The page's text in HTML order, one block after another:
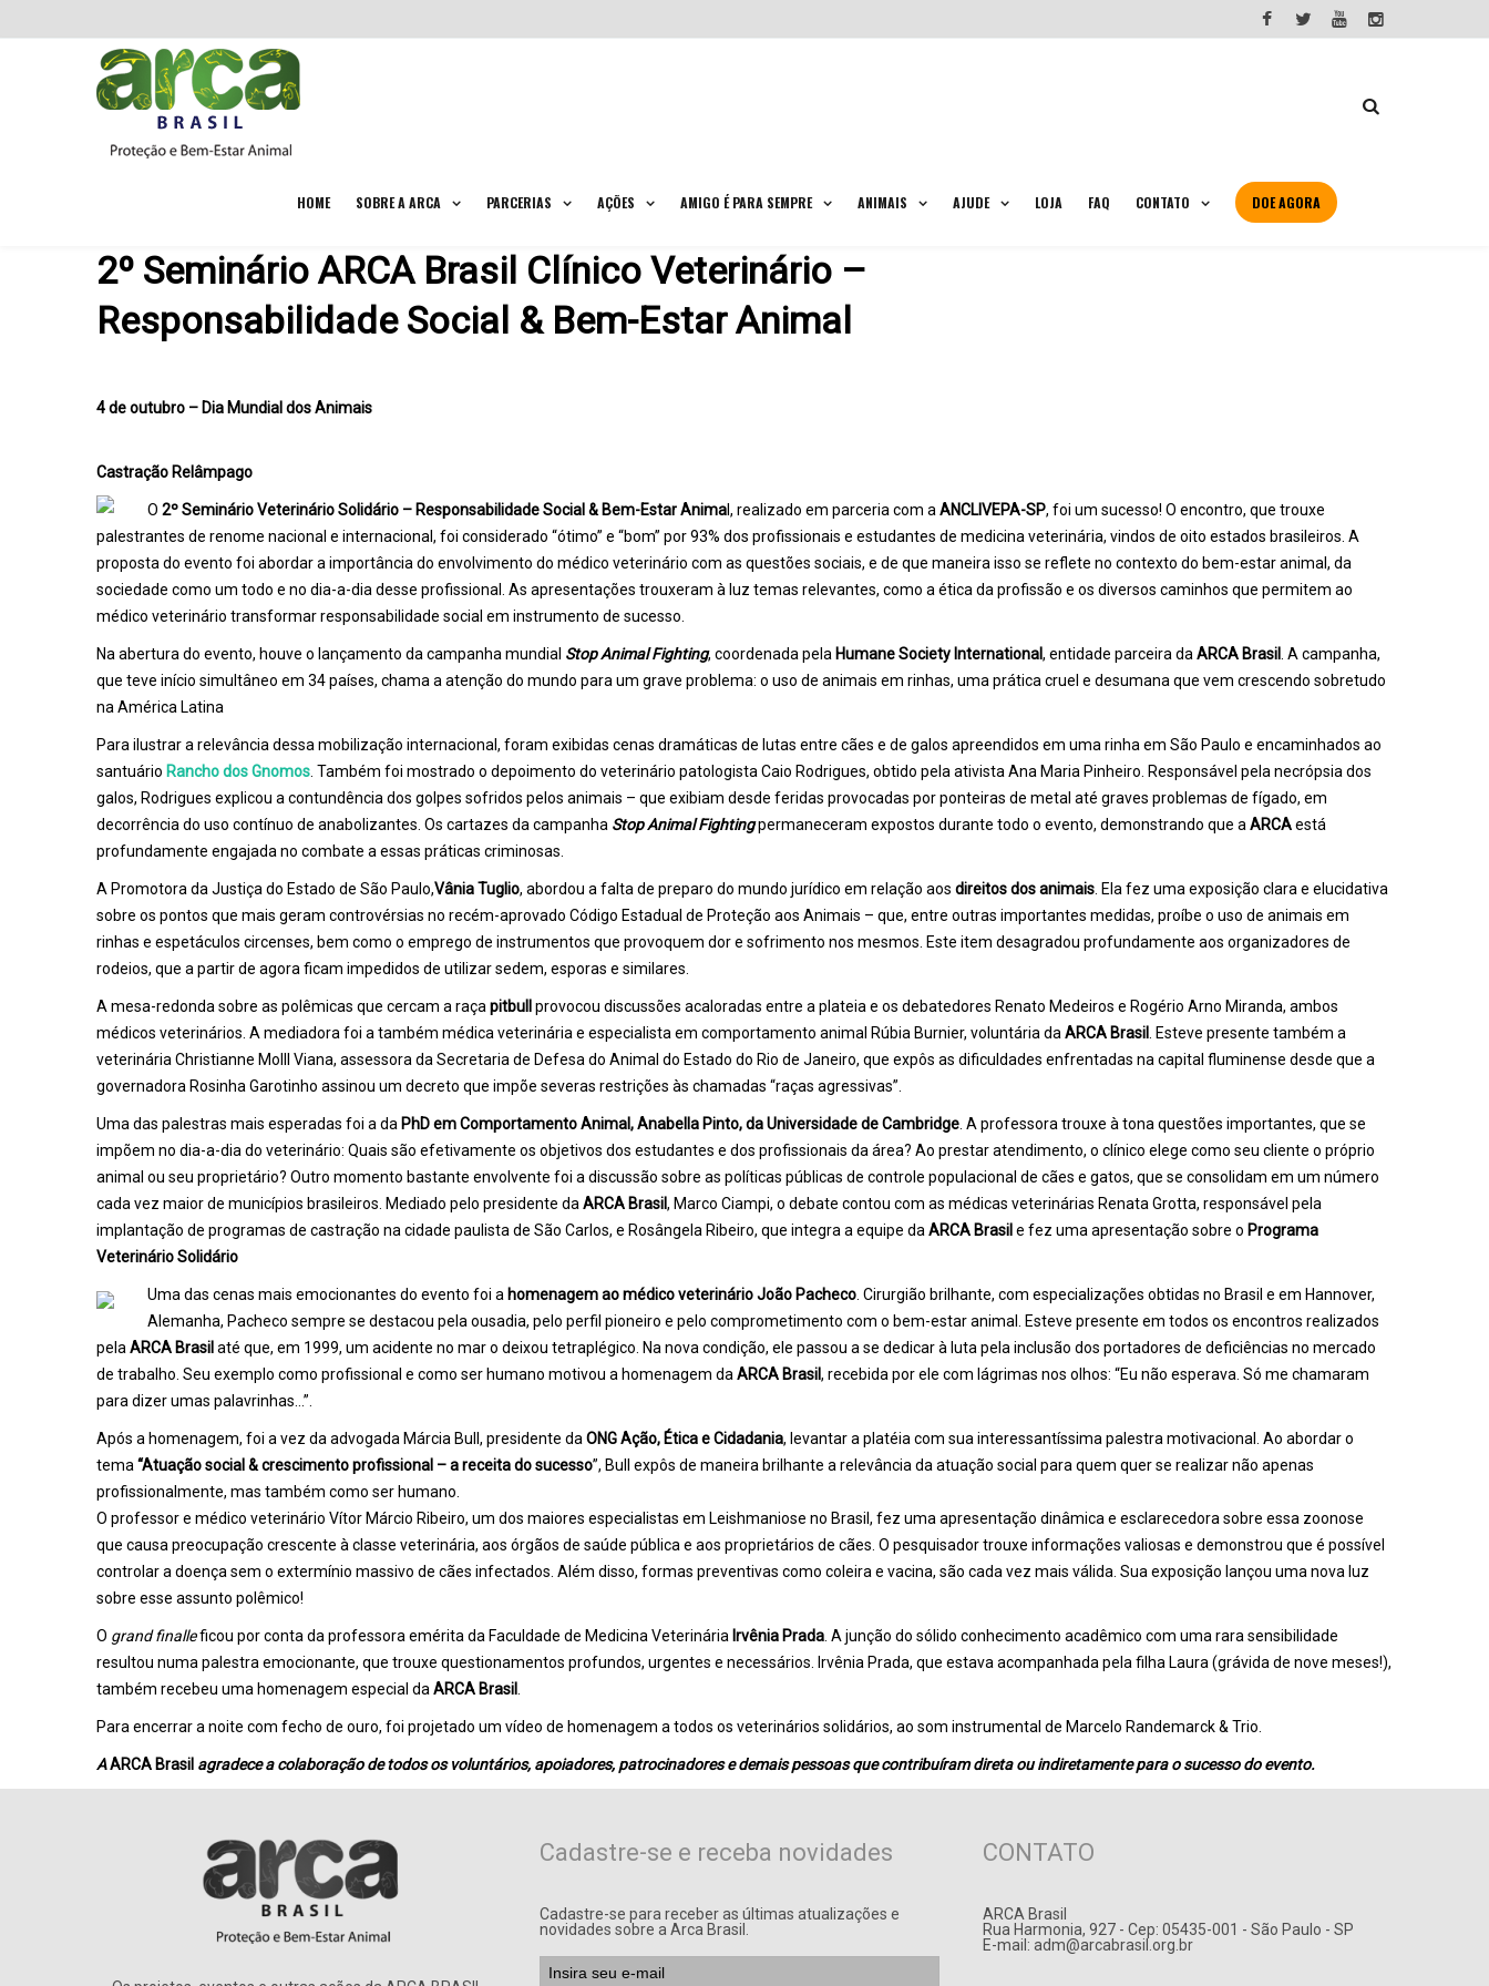
HOME SOBRE A ARCA PARCERIAS AÇÕES AMIGO É PARA SEMPRE ANIMAIS AJUDE LOJA FAQ CONTATO DOE AGORA
2º Seminário ARCA Brasil Clínico Veterinário –
Responsabilidade Social & Bem-Estar Animal
4 de outubro – Dia Mundial dos Animais
Castração Relâmpago
O 2º Seminário Veterinário Solidário – Responsabilidade Social & Bem-Estar Animal, realizado em parceria com a ANCLIVEPA-SP, foi um sucesso! O encontro, que trouxe
palestrantes de renome nacional e internacional, foi considerado “ótimo” e “bom” por 93% dos profissionais e estudantes de medicina veterinária, vindos de oito estados brasileiros. A
proposta do evento foi abordar a importância do envolvimento do médico veterinário com as questões sociais, e de que maneira isso se reflete no contexto do bem-estar animal, da
sociedade como um todo e no dia-a-dia desse profissional. As apresentações trouxeram à luz temas relevantes, como a ética da profissão e os diversos caminhos que permitem ao
médico veterinário transformar responsabilidade social em instrumento de sucesso.
Na abertura do evento, houve o lançamento da campanha mundial Stop Animal Fighting, coordenada pela Humane Society International, entidade parceira da ARCA Brasil . A campanha,
que teve início simultâneo em 34 países, chama a atenção do mundo para um grave problema: o uso de animais em rinhas, uma prática cruel e desumana que vem crescendo sobretudo
na América Latina
Para ilustrar a relevância dessa mobilização internacional, foram exibidas cenas dramáticas de lutas entre cães e de galos apreendidos em uma rinha em São Paulo e encaminhados ao
santuário Rancho dos Gnomos . Também foi mostrado o depoimento do veterinário patologista Caio Rodrigues, obtido pela ativista Ana Maria Pinheiro. Responsável pela necrópsia dos
galos, Rodrigues explicou a contundência dos golpes sofridos pelos animais – que exibiam desde feridas provocadas por ponteiras de metal até graves problemas de fígado, em
decorrência do uso contínuo de anabolizantes. Os cartazes da campanha Stop Animal Fightingpermaneceram expostos durante todo o evento, demonstrando que a ARCAestá
profundamente engajada no combate a essas práticas criminosas.
A Promotora da Justiça do Estado de São Paulo,Vânia Tuglio, abordou a falta de preparo do mundo jurídico em relação aos direitos dos animais . Ela fez uma exposição clara e elucidativa
sobre os pontos que mais geram controvérsias no recém-aprovado Código Estadual de Proteção aos Animais – que, entre outras importantes medidas, proíbe o uso de animais em
rinhas e espetáculos circenses, bem como o emprego de instrumentos que provoquem dor e sofrimento nos mesmos. Este item desagradou profundamente aos organizadores de
rodeios, que a partir de agora ficam impedidos de utilizar sedem, esporas e similares.
A mesa-redonda sobre as polêmicas que cercam a raça pitbull provocou discussões acaloradas entre a plateia e os debatedores Renato Medeiros e Rogério Arno Miranda, ambos
médicos veterinários. A mediadora foi a também médica veterinária e especialista em comportamento animal Rúbia Burnier, voluntária da ARCA Brasil
. Esteve presente também a
veterinária Christianne Molll Viana, assessora da Secretaria de Defesa do Animal do Estado do Rio de Janeiro, que expôs as dificuldades enfrentadas na capital fluminense desde que a
governadora Rosinha Garotinho assinou um decreto que impõe severas restrições às chamadas “raças agressivas”.
Uma das palestras mais esperadas foi a da PhD em Comportamento Animal, Anabella Pinto, da Universidade de Cambridge . A professora trouxe à tona questões importantes, que se
impõem no dia-a-dia do veterinário: Quais são efetivamente os objetivos dos estudantes e dos profissionais da área? Ao prestar atendimento, o clínico elege como seu cliente o próprio
animal ou seu proprietário? Outro momento bastante envolvente foi a discussão sobre as políticas públicas de controle populacional de cães e gatos, que se consolidam em um número
cada vez maior de municípios brasileiros. Mediado pelo presidente da ARCA Brasil, Marco Ciampi, o debate contou com as médicas veterinárias Renata Grotta, responsável pela
implantação de programas de castração na cidade paulista de São Carlos, e Rosângela Ribeiro, que integra a equipe da ARCA Brasil e fez uma apresentação sobre o Programa
Veterinário Solidário
Uma das cenas mais emocionantes do evento foi a homenagemao médico veterinário João Pacheco . Cirurgião brilhante, com especializações obtidas no Brasil e em Hannover,
Alemanha, Pacheco sempre se destacou pela ousadia, pelo perfil pioneiro e pelo comprometimento com o bem-estar animal. Esteve presente em todos os encontros realizados
pela ARCA Brasil até que, em 1999, um acidente no mar o deixou tetraplégico. Na nova condição, ele passou a se dedicar à luta pela inclusão dos portadores de deficiências no mercado
de trabalho. Seu exemplo como profissional e como ser humano motivou a homenagem da ARCA Brasil, recebida por ele com lágrimas nos olhos: “Eu não esperava. Só me chamaram
para dizer umas palavrinhas…”.
Após a homenagem, foi a vez da advogada Márcia Bull, presidente da ONG Ação, Ética e Cidadania, levantar a platéia com sua interessantíssima palestra motivacional. Ao abordar o
tema “Atuação social & crescimento profissional – a receita do sucesso”, Bull expôs de maneira brilhante a relevância da atuação social para quem quer se realizar não apenas
profissionalmente, mas também como ser humano.
O professor e médico veterinário Vítor Márcio Ribeiro, um dos maiores especialistas em Leishmaniose no Brasil, fez uma apresentação dinâmica e esclarecedora sobre essa zoonose
que causa preocupação crescente à classe veterinária, aos órgãos de saúde pública e aos proprietários de cães. O pesquisador trouxe informações valiosas e demonstrou que é possível
controlar a doença sem o extermínio massivo de cães infectados. Além disso, formas preventivas como coleira e vacina, são cada vez mais válida. Sua exposição lançou uma nova luz
sobre esse assunto polêmico!
O grand finalleficou por conta da professora emérita da Faculdade de Medicina Veterinária Irvênia Prada . A junção do sólido conhecimento acadêmico com uma rara sensibilidade
resultou numa palestra emocionante, que trouxe questionamentos profundos, urgentes e necessários. Irvênia Prada, que estava acompanhada pela filha Laura (grávida de nove meses!),
também recebeu uma homenagem especial da ARCA Brasil
Para encerrar a noite com fecho de ouro, foi projetado um vídeo de homenagem a todos os veterinários solidários, ao som instrumental de Marcelo Randemarck & Trio.
AARCA Brasil agradece a colaboração de todos os voluntários, apoiadores, patrocinadores e demais pessoas que contribuíram direta ou indiretamente para o sucesso do evento.
Cadastre-se e receba novidades
Cadastre-se para receber as últimas atualizações e
novidades sobre a Arca Brasil.
CONTATO
ARCA Brasil
Rua Harmonia, 927 - Cep: 05435-001 - São Paulo - SP
E-mail: adm@arcabrasil.org.br